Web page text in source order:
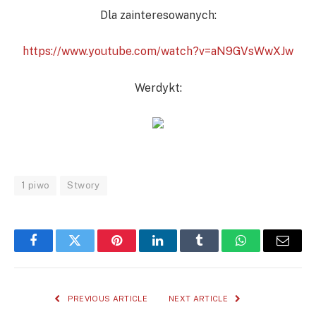
Dla zainteresowanych:
https://www.youtube.com/watch?v=aN9GVsWwXJw
Werdykt:
1 piwo Stwory
FacebookTwitter PinterestLinkedInTumblr WhatsAppEmail
PREVIOUS ARTICLE NEXT ARTICLE